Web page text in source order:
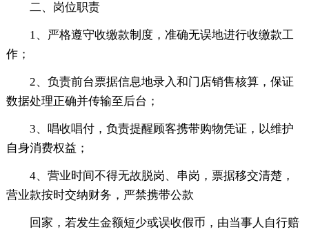
二、岗位职责
1、严格遵守收缴款制度，准确无误地进行收缴款工
作；
2、负责前台票据信息地录入和门店销售核算，保证
数据处理正确并传输至后台；
3、唱收唱付，负责提醒顾客携带购物凭证，以维护
自身消费权益；
4、营业时间不得无故脱岗、串岗，票据移交清楚，
营业款按时交纳财务，严禁携带公款
回家，若发生金额短少或误收假币，由当事人自行赔